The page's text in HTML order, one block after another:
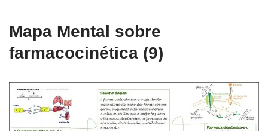
Mapa Mental sobre
farmacocinética (9)